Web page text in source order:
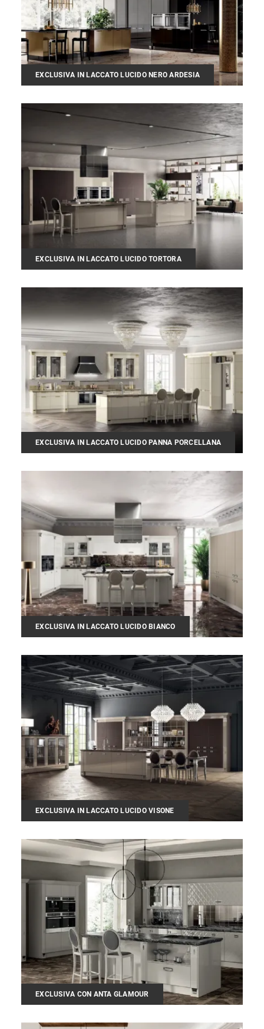
EXCLUSIVA IN LACCATO LUCIDO NERO ARDESIA
EXCLUSIVA IN LACCATO LUCIDO TORTORA
EXCLUSIVA IN LACCATO LUCIDO PANNA PORCELLANA
EXCLUSIVA IN LACCATO LUCIDO BIANCO
EXCLUSIVA IN LACCATO LUCIDO VISONE
EXCLUSIVA CON ANTA GLAMOUR